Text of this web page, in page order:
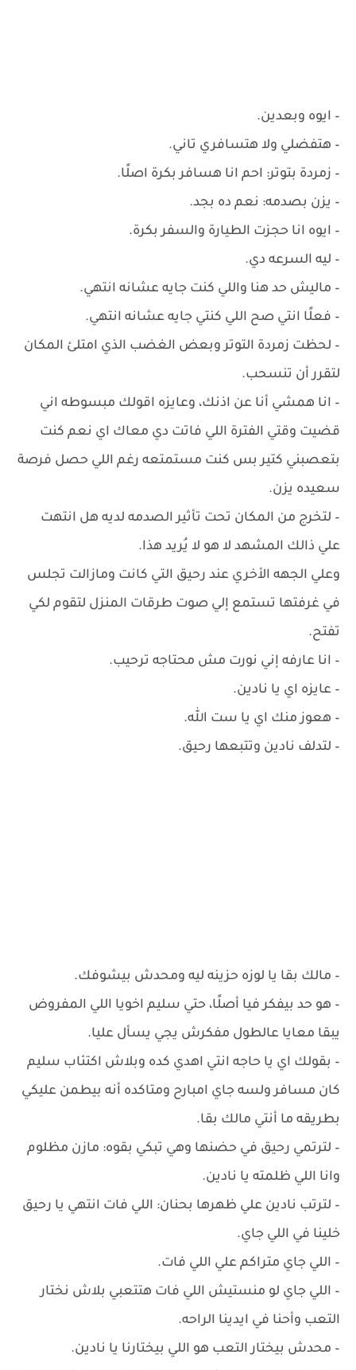
– ‏ايوه وبعدين.
– ‏هتفضلي ولا هتسافري تاني.
– ‏زمردة بتوتر: احم انا هسافر بكرة اصلًا.
– ‏يزن بصدمه: نعم ده بجد.
– ‏ايوه انا حجزت الطيارة والسفر بكرة.
– ‏ليه السرعه دي.
– ‏ماليش حد هنا واللي كنت جايه عشانه انتهي.
– ‏فعلًا انتي صح اللي كنتي جايه عشانه انتهي.
– ‏لحظت زمردة التوتر وبعض الغضب الذي امتلئ المكان
لتقرر أن تنسحب.
– ‏انا همشي أنا عن اذنك، وعايزه اقولك مبسوطه اني
قضيت وقتي الفترة اللي فاتت دي معاك اي نعم كنت
بتعصبني كتير بس كنت مستمتعه رغم اللي حصل فرصة
سعيده يزن.
– ‏لتخرج من المكان تحت تأثير الصدمه لديه هل انتهت
علي ذالك المشهد لا هو لا يُريد هذا.
وعلي الجهه الأخري عند رحيق التي كانت ومازالت تجلس
في غرفتها تستمع إلي صوت طرقات المنزل لتقوم لكي
تفتح.
– انا عارفه إني نورت مش محتاجه ترحيب.
– ‏عايزه اي يا نادين.
– ‏هعوز منك اي يا ست الله.
– ‏لتدلف نادين وتتبعها رحيق.
– ‏مالك بقا يا لوزه حزينه ليه ومحدش بيشوفك.
– ‏هو حد بيفكر فيا أصلًا، حتي سليم اخويا اللي المفروض
يبقا معايا عالطول مفكرش يجي يسأل عليا.
– ‏بقولك اي يا حاجه انتي اهدي كده وبلاش اكتئاب سليم
كان مسافر ولسه جاي امبارح ومتاكده أنه بيطمن عليكي
بطريقه ما أنتي مالك بقا.
– ‏لترتمي رحيق في حضنها وهي تبكي بقوه: مازن مظلوم
وانا اللي ظلمته يا نادين.
– ‏لترتب نادين علي ظهرها بحنان: اللي فات انتهي يا رحيق
خلينا في اللي جاي.
– ‏اللي جاي متراكم علي اللي فات.
– اللي جاي لو منستيش اللي فات هتتعبي بلاش نختار
التعب وأحنا في ايدينا الراحه.
– ‏محدش بيختار التعب هو اللي بيختارنا يا نادين.